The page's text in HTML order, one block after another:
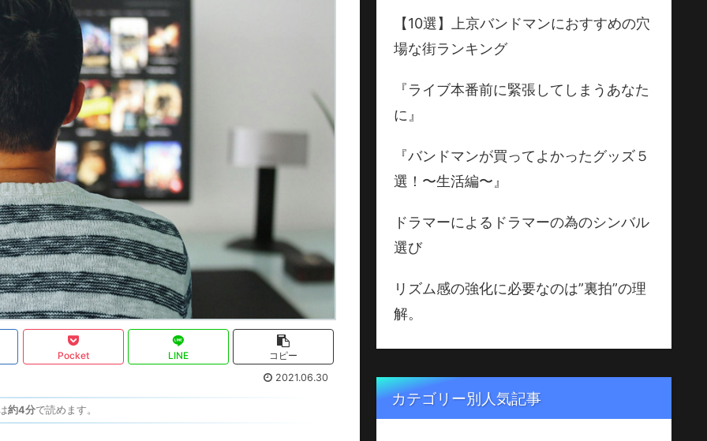
Pocket LINE
コピー
2021.06.30
約4分で読めます。
【10選】上京バンドマンにおすすめの穴
場な街ランキング
『ライブ本番前に緊張してしまうあなた
に』
『バンドマンが買ってよかったグッズ５
選！〜生活編〜』
ドラマーによるドラマーの為のシンバル
選び
リズム感の強化に必要なのは”裏拍”の理
解。
カテゴリー別人気記事